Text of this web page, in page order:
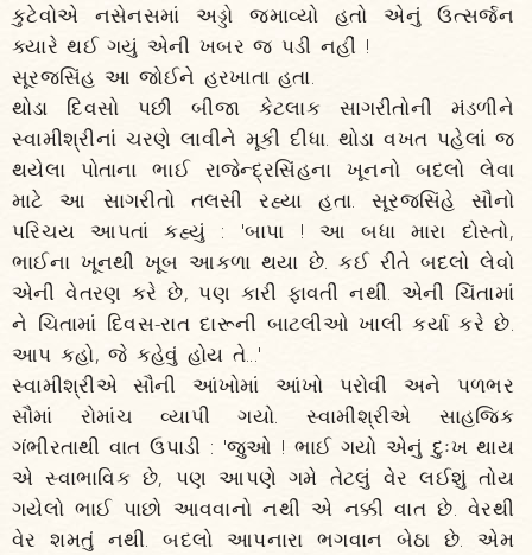
કુટેવોએ નસેનસમાં અડ્ડો જમાવ્યો હતો એનું ઉત્સર્જન
ક્યારે થઈ ગયું એની ખબર જ પડી નહીં !
સૂરજસિંહ આ જોઈને હરખાતા હતા.
થોડા દિવસો પછી બીજા કેટલાક સાગરીતોની મંડળીને
સ્વામીશ્રીનાં ચરણે લાવીને મૂકી દીધા. થોડા વખત પહેલાં જ
થયેલા પોતાના ભાઈ રાજેન્દ્રસિંહના ખૂનનો બદલો લેવા
માટે આ સાગરીતો તલસી રહ્યા હતા. સૂરજસિંહે સૌનો
પરિચય આપતાં કહ્યું : 'બાપા ! આ બધા મારા દોસ્તો,
ભાઈના ખૂનથી ખૂબ આકળા થયા છે. કઈ રીતે બદલો લેવો
એની વેતરણ કરે છે, પણ કારી ફાવતી નથી. એની ચિંતામાં
ને ચિતામાં દિવસ-રાત દારૂની બાટલીઓ ખાલી કર્યા કરે છે.
આપ કહો, જે કહેવું હોય તે...'
સ્વામીશ્રીએ સૌની આંખોમાં આંખો પરોવી અને પળભર
સૌમાં રોમાંચ વ્યાપી ગયો. સ્વામીશ્રીએ સાહજિક
ગંભીરતાથી વાત ઉપાડી : 'જુઓ ! ભાઈ ગયો એનું દુઃખ થાય
એ સ્વાભાવિક છે, પણ આપણે ગમે તેટલું વેર લઈશું તોય
ગયેલો ભાઈ પાછો આવવાનો નથી એ નક્કી વાત છે. વેરથી
વેર શમતું નથી. બદલો આપનારા ભગવાન બેઠા છે. એમ